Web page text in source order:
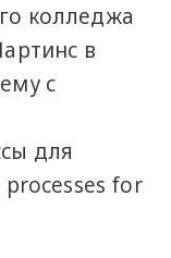
колледжа
в
с
для
for